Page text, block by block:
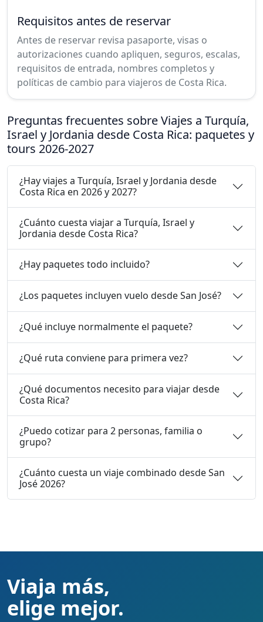
Requisitos antes de reservar
Antes de reservar revisa pasaporte, visas o
autorizaciones cuando apliquen, seguros, escalas,
requisitos de entrada, nombres completos y
políticas de cambio para viajeros de Costa Rica.
Preguntas frecuentes sobre Viajes a Turquía,
Israel y Jordania desde Costa Rica: paquetes y
tours 2026-2027
¿Hay viajes a Turquía, Israel y Jordania desde
Costa Rica en 2026 y 2027?
¿Cuánto cuesta viajar a Turquía, Israel y
Jordania desde Costa Rica?
¿Hay paquetes todo incluido?
¿Los paquetes incluyen vuelo desde San José?
¿Qué incluye normalmente el paquete?
¿Qué ruta conviene para primera vez?
¿Qué documentos necesito para viajar desde
Costa Rica?
¿Puedo cotizar para 2 personas, familia o
grupo?
¿Cuánto cuesta un viaje combinado desde San
José 2026?
Viaja más,
elige mejor.